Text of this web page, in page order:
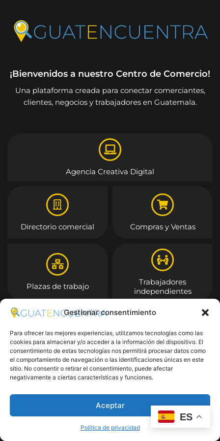
Gestionar consentimiento
Para ofrecer las mejores experiencias, utilizamos tecnologías como las
cookies para almacenar y/o acceder a la información del dispositivo. El
consentimiento de estas tecnologías nos permitirá procesar datos como
el comportamiento de navegación o las identificaciones únicas en este
sitio. No consentir o retirar el consentimiento, puede afectar
negativamente a ciertas características y funciones.
Aceptar
Política de privacidad
¡Bienvenidos a nuestro Centro de Comercio!
Una plataforma creada para conectar comerciantes,
clientes, negocios y trabajadores en Guatemala.
Agencia Creativa Digital
Directorio comercial Compras y Ventas
Plazas de trabajo
Trabajadores
independientes
Entrar
ES